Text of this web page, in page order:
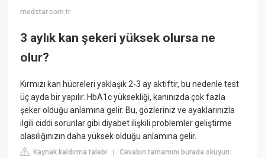
medstar.com.tr
3 aylık kan şekeri yüksek olursa ne
olur?
Kırmızı kan hücreleri yaklaşık 2-3 ay aktiftir, bu nedenle test
üç ayda bir yapılır. HbA1c yüksekliği, kanınızda çok fazla
şeker olduğu anlamına gelir. Bu, gözleriniz ve ayaklarınızla
ilgili ciddi sorunlar gibi diyabet ilişkili problemler geliştirme
olasılığınızın daha yüksek olduğu anlamına gelir.
Kaynak kaldırma talebi |Cevabın tamamını burada okuyun: